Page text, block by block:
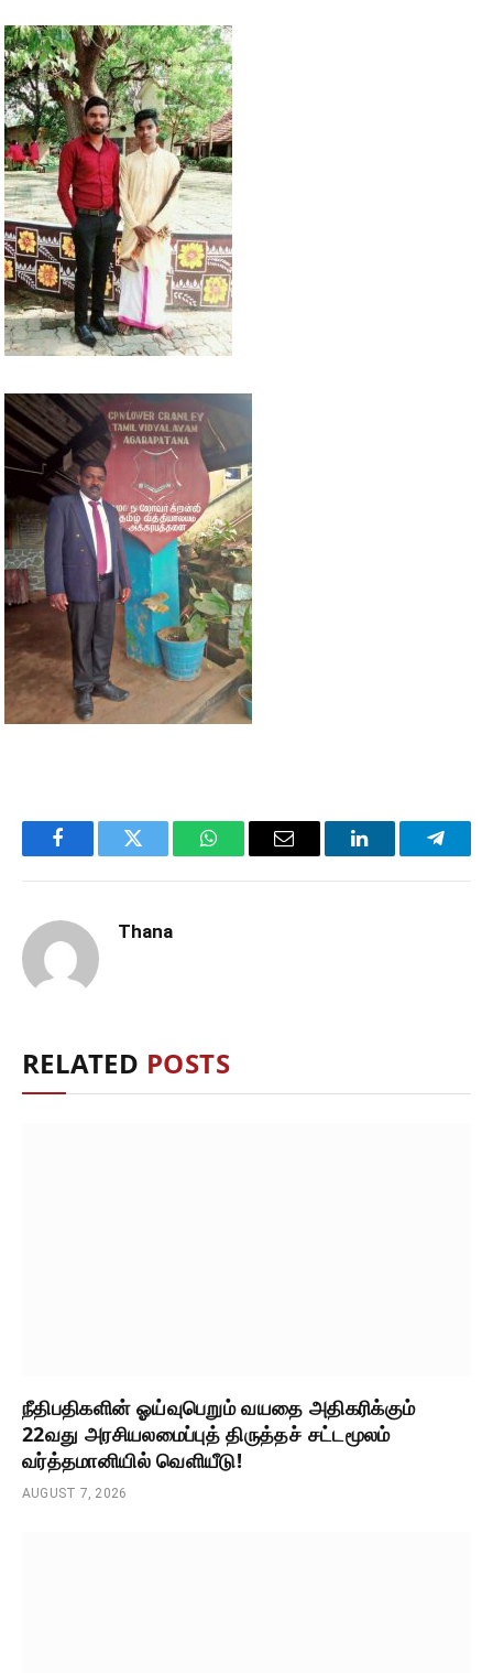
FacebookTwitter WhatsAppEmail LinkedIn
Thana
RELATED POSTS
நீதிபதிகளின் ஓய்வுபெறும் வயதை அதிகரிக்கும்
22வது அரசியலமைப்புத் திருத்தச் சட்டமூலம்
வர்த்தமானியில் வெளியீடு!
AUGUST 7, 2026